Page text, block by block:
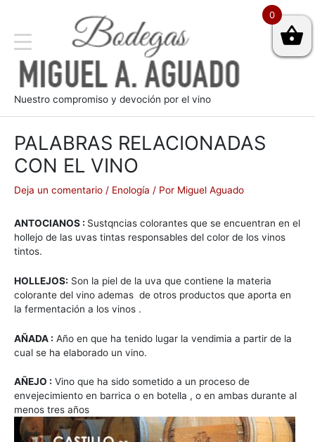
Nuestro compromiso y devoción por el vino
PALABRAS RELACIONADAS
CON EL VINO
Deja un comentario / Enología / Por Miguel Aguado
ANTOCIANOS : Sustqncias colorantes que se encuentran en el
hollejo de las uvas tintas responsables del color de los vinos
tintos.
HOLLEJOS: Son la piel de la uva que contiene la materia
colorante del vino ademas de otros productos que aporta en
la fermentación a los vinos .
AÑADA : Año en que ha tenido lugar la vendimia a partir de la
cual se ha elaborado un vino.
AÑEJO : Vino que ha sido sometido a un proceso de
envejecimiento en barrica o en botella , o en ambas durante al
menos tres años
0